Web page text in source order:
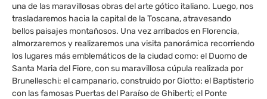
una de las maravillosas obras del arte gótico italiano. Luego, nos
trasladaremos hacia la capital de la Toscana, atravesando
bellos paisajes montañosos. Una vez arribados en Florencia,
almorzaremos y realizaremos una visita panorámica recorriendo
los lugares más emblemáticos de la ciudad como: el Duomo de
Santa Maria del Fiore, con su maravillosa cúpula realizada por
Brunelleschi; el campanario, construido por Giotto; el Baptisterio
con las famosas Puertas del Paraíso de Ghiberti; el Ponte